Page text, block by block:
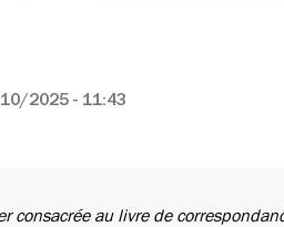
2025 - 11:43
au livre de